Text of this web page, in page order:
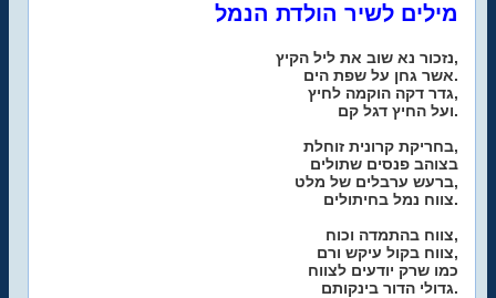
מילים לשיר הולדת הנמל
נזכור נא שוב את ליל הקיץ,
אשר גחן על שפת הים.
גדר דקה הוקמה לחיץ,
ועל החיץ דגל קם.
בחריקת קרונית זוחלת,
בצוהב פנסים שתולים
ברעש ערבלים של מלט,
צווח נמל בחיתולים.
צווח בהתמדה וכוח,
צווח בקול עיקש ורם,
כמו שרק יודעים לצווח
גדולי הדור בינקותם.